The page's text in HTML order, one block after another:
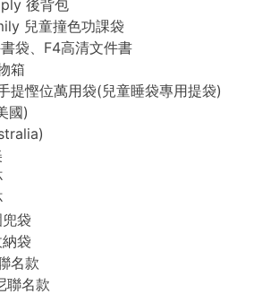
後背包
兒童撞色功課袋
袋、F4高清文件書
箱
提慳位萬用袋(兒童睡袋專用提袋)
國)
袋
袋
名款
聯名款